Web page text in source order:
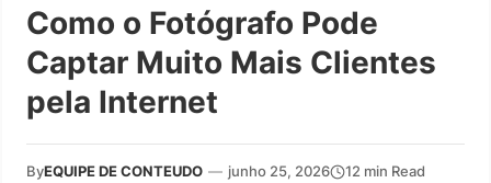
Como o Fotógrafo Pode
Captar Muito Mais Clientes
pela Internet
ByEQUIPE DE CONTEUDO — junho 25, 2026 12 min Read